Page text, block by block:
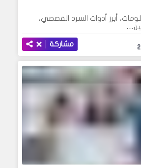
أبرز أدوات السرد القصصي،
مشاركة